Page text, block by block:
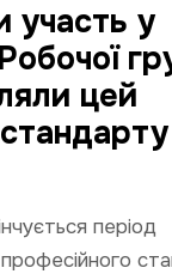
участь у
цей
період